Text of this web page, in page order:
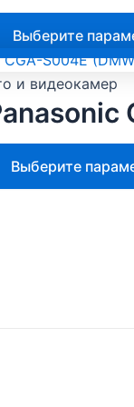
Выберите
и видеокамер
Выберите